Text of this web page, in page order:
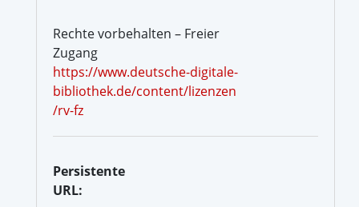
Rechte vorbehalten – Freier
Zugang
https://www.deutsche-digitale-
bibliothek.de/content/lizenzen
/rv-fz
Persistente
URL: